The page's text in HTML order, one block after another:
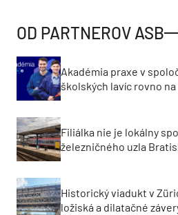
OD PARTNEROV ASB
Akadémia praxe v
školských lavíc rovno
Filiálka nie je lokálny
železničného uzla
Historický viadukt v
ložiská a dilatačné